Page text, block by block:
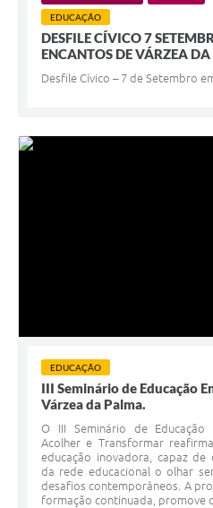
EDUCAÇÃO
DESFILE CÍVICO 7
ENCANTOS DE VÁRZEA
Desfile Cívico – 7 de Setembro
EDUCAÇÃO
III Seminário de Educação
Várzea da Palma.
O III Seminário de Educação
Acolher e Transformar
educação inovadora, capaz
da rede educacional o olhar
desafios contemporâneos. A
formação continuada, promove